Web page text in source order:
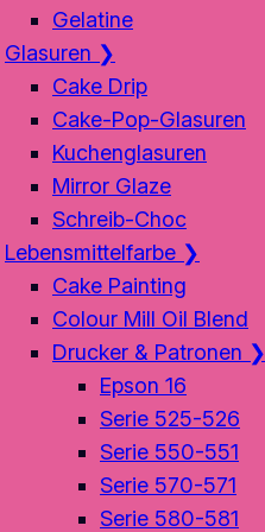
Gelatine
Glasuren ❯
Cake Drip
Cake-Pop-Glasuren
Kuchenglasuren
Mirror Glaze
Schreib-Choc
Lebensmittelfarbe ❯
Cake Painting
Colour Mill Oil Blend
Drucker & Patronen ❯
Epson 16
Serie 525-526
Serie 550-551
Serie 570-571
Serie 580-581